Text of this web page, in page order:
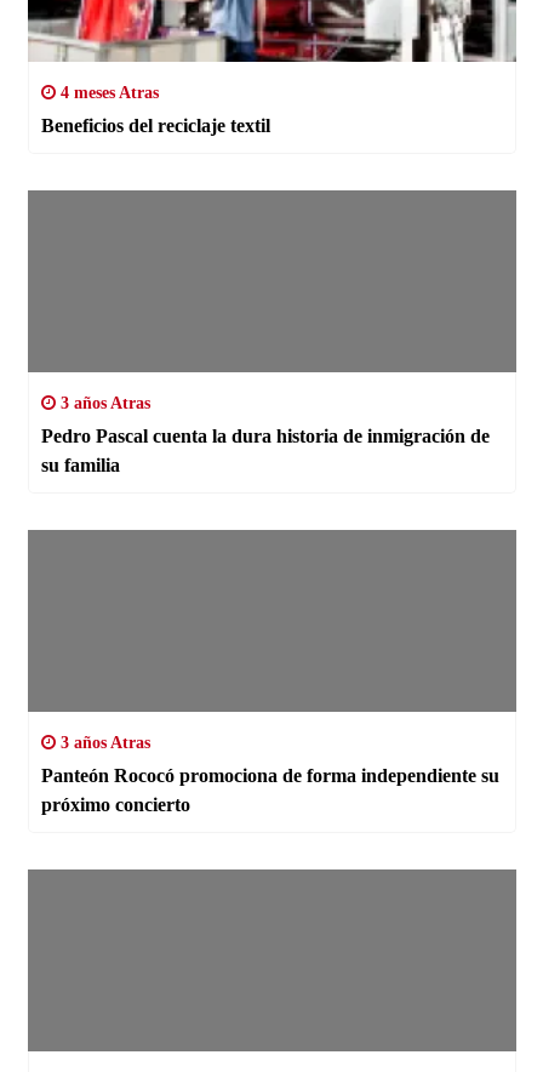
4 meses Atras
Beneficios del reciclaje textil
3 años Atras
Pedro Pascal cuenta la dura historia de inmigración de
su familia
3 años Atras
Panteón Rococó promociona de forma independiente su
próximo concierto